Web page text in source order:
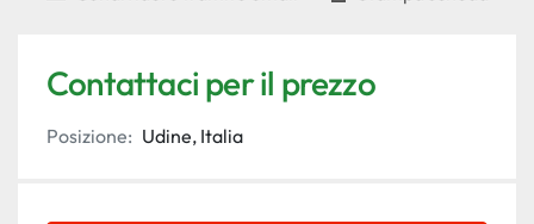
Contattaci per il prezzo
Posizione: Udine, Italia